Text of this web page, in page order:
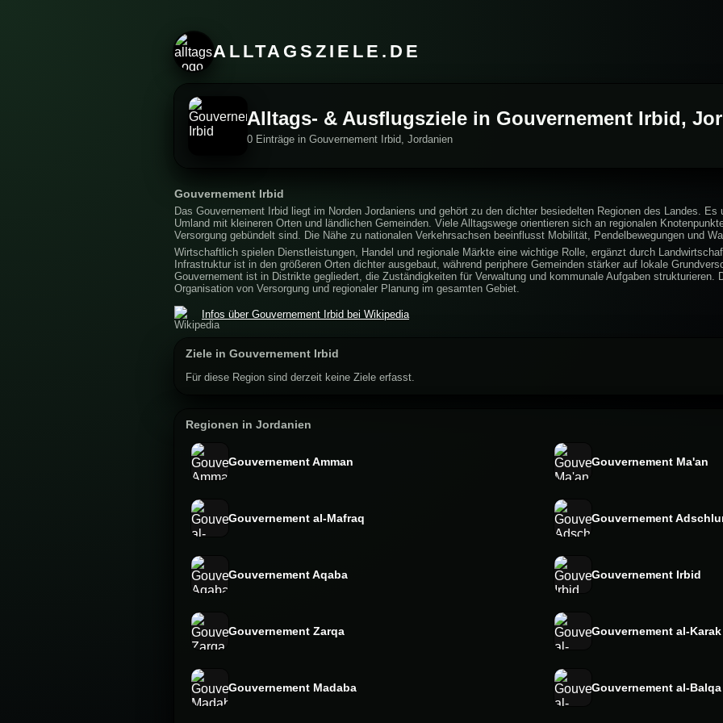
ALLTAGSZIELE.DE
Alltags- & Ausflugsziele in Gouvernement Irbid,
0 Einträge in Gouvernement Irbid, Jordanien
Gouvernement Irbid
Das Gouvernement Irbid liegt im Norden Jordaniens und gehört zu den dichter besiedelten Regionen des Landes.
Umland mit kleineren Orten und ländlichen Gemeinden. Viele Alltagswege orientieren sich an regionalen
Versorgung gebündelt sind. Die Nähe zu nationalen Verkehrsachsen beeinflusst Mobilität, Pendelbewegungen und
Wirtschaftlich spielen Dienstleistungen, Handel und regionale Märkte eine wichtige Rolle, ergänzt durch
Infrastruktur ist in den größeren Orten dichter ausgebaut, während periphere Gemeinden stärker auf lokale
Gouvernement ist in Distrikte gegliedert, die Zuständigkeiten für Verwaltung und kommunale Aufgaben strukturieren.
Organisation von Versorgung und regionaler Planung im gesamten Gebiet.
Infos über Gouvernement Irbid bei Wikipedia
Ziele in Gouvernement Irbid
Für diese Region sind derzeit keine Ziele erfasst.
Regionen in Jordanien
Gouvernement Amman Gouvernement Ma'an
Gouvernement al-Mafraq Gouvernement
Gouvernement Aqaba Gouvernement Irbid
Gouvernement Zarqa Gouvernement al-Karak
Gouvernement Madaba Gouvernement al-Balqa